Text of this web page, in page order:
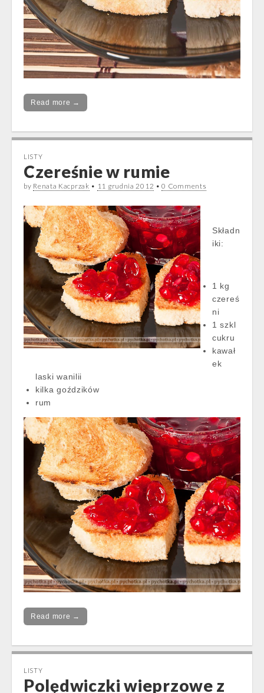
Read more →
LISTY
Czereśnie w rumie
by Renata Kacprzak • 11 grudnia 2012 •0 Comments
Składn
iki:
1 kg
czereś
ni
1 szkl
cukru
kawał
ek
laski wanilii
kilka goździków
rum
Read more →
LISTY
Polędwiczki wieprzowe z